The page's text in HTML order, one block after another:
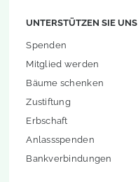
UNTERSTÜTZEN SIE UNS
Spenden
Mitglied werden
Bäume schenken
Zustiftung
Erbschaft
Anlassspenden
Bankverbindungen